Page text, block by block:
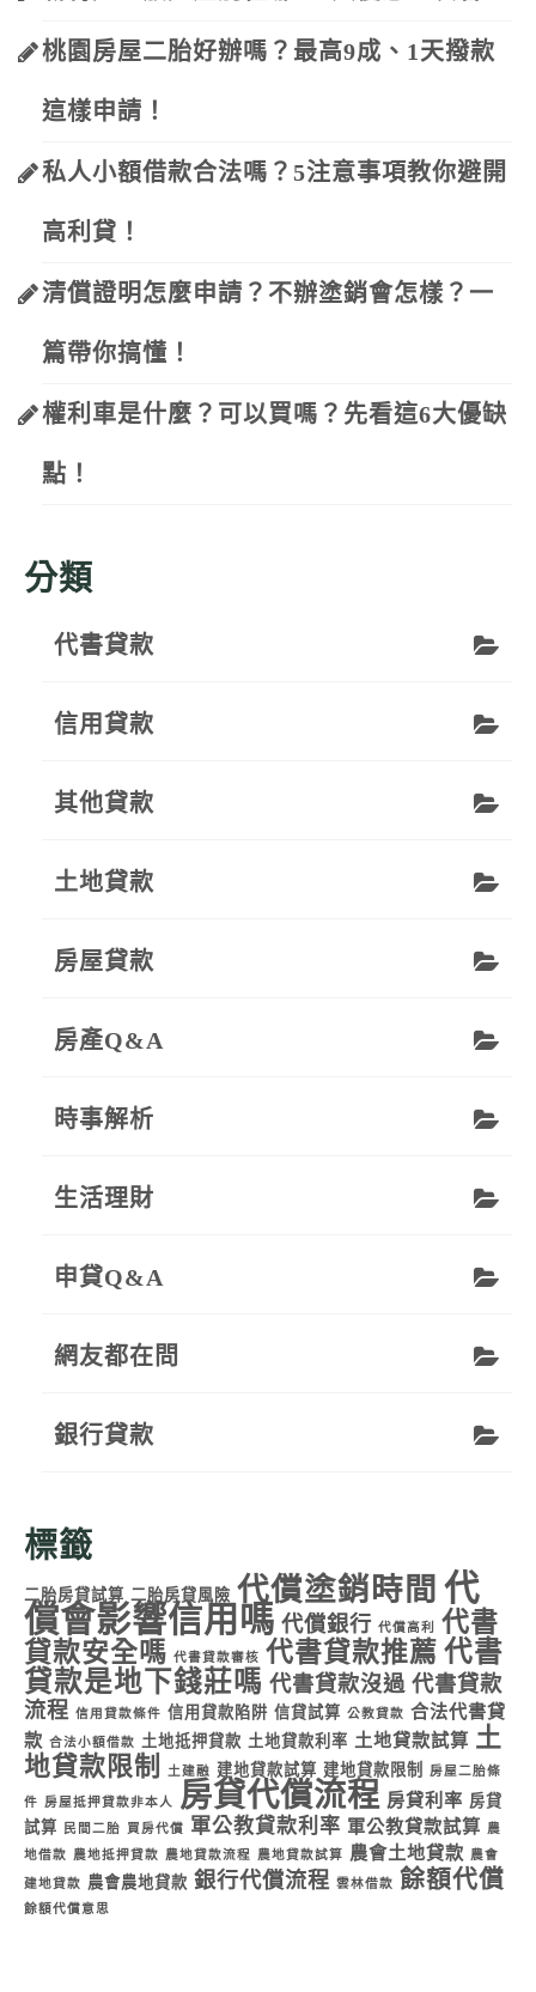
桃園房屋二胎好辦嗎？最高9成、1天撥款
這樣申請！
私人小額借款合法嗎？5注意事項教你避開
高利貸！
清償證明怎麼申請？不辦塗銷會怎樣？一
篇帶你搞懂！
權利車是什麼？可以買嗎？先看這6大優缺
點！
分類
代書貸款
信用貸款
其他貸款
土地貸款
房屋貸款
房產Q&A
時事解析
生活理財
申貸Q&A
網友都在問
銀行貸款
標籤
二胎房貸試算 二胎房貸風險 代償塗銷時間 代
償會影響信用嗎 代償銀行 代償高利
代書
貸款安全嗎 代書貸款審核 代書貸款推薦 代書
貸款是地下錢莊嗎 代書貸款沒過 代書貸款
流程 信用貸款條件 信用貸款陷阱 信貸試算 公教貸款 合法代書貸
款 合法小額借款 土地抵押貸款 土地貸款利率 土地貸款試算 土
地貸款限制
土建融 建地貸款試算 建地貸款限制 房屋二胎條
件 房屋抵押貸款非本人 房貸代償流程 房貸利率 房貸
試算
民間二胎 買房代償 軍公教貸款利率 軍公教貸款試算
農
地借款
農地抵押貸款 農地貸款流程 農地貸款試算 農會土地貸款 農會
建地貸款 農會農地貸款 銀行代償流程 雲林借款 餘額代償
餘額代償意思